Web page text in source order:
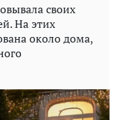
своих
На этих
около дома,